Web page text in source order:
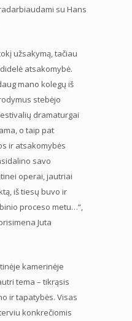
su Hans
užsakymą, tačiau
atsakomybė.
mano kolegų iš
stebėjo
dramaturgai
o taip pat
ir atsakomybės
savo
operai, jautriai
iš tiesų buvo ir
proceso metu…“,
Juta
kamerinėje
tema – tikrąsis
ir tapatybės. Visas
konkrečiomis